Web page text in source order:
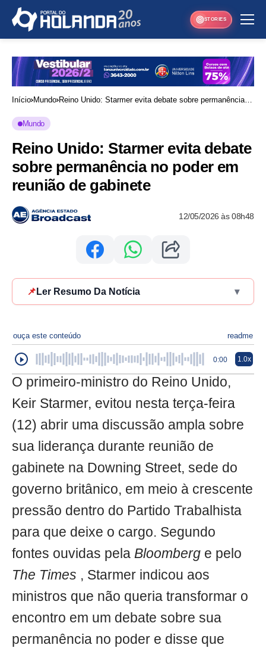
STORIES
Início Mundo Reino Unido: Starmer evita debate sobre permanência
Mundo
Reino Unido: Starmer evita debate
sobre permanência no poder em
reunião de gabinete
12/05/2026 às 08h48
📌 Ler Resumo Da Notícia ▾
ouça este conteúdo readme
0:00 1.0x
O primeiro-ministro do Reino Unido,
Keir Starmer, evitou nesta terça-feira
(12) abrir uma discussão ampla sobre
sua liderança durante reunião de
gabinete na Downing Street, sede do
governo britânico, em meio à crescente
pressão dentro do Partido Trabalhista
para que deixe o cargo. Segundo
fontes ouvidas pela Bloomberg e pelo
The Times , Starmer indicou aos
ministros que não queria transformar o
encontro em um debate sobre sua
permanência no poder e disse que